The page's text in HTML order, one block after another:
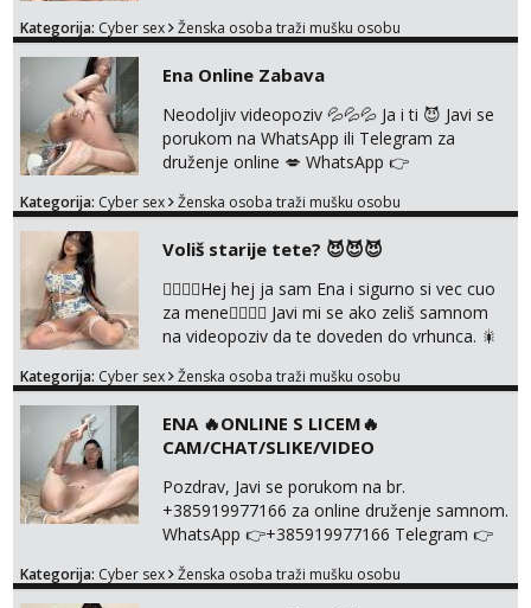
WhatsApp ili Telegram WhatsApp 👉
@enafriedrichkis 🤬NE RADIM SASTANKE I
DRUZENJA UZIVO🤬
Kategorija: Cyber sex Ženska osoba traži mušku osobu
Ena Online Zabava
Neodoljiv videopoziv 💦💦💦 Ja i ti 😈 Javi se
porukom na WhatsApp ili Telegram za
druženje online 💋 WhatsApp 👉
@enafriedrichkis NEE radimo sastnke uzivo
Kategorija: Cyber sex Ženska osoba traži mušku osobu
Voliš starije tete? 😈😈😈
❤️‍🔥❤️‍🔥Hej hej ja sam Ena i sigurno si vec cuo
za mene❤️‍🔥❤️‍🔥 Javi mi se ako zeliš samnom
na videopoziv da te doveden do vrhunca. 🎇
@enafriedrichkis Radim samo ONLINE I
Kategorija: Cyber sex Ženska osoba traži mušku osobu
ENA 🔥ONLINE S LICEM🔥
CAM/CHAT/SLIKE/VIDEO
Pozdrav, Javi se porukom na br.
+385919977166 za online druženje samnom.
WhatsApp 👉+385919977166 Telegram 👉
solo i s partnerom, kolegicama
Kategorija: Cyber sex Ženska osoba traži mušku osobu